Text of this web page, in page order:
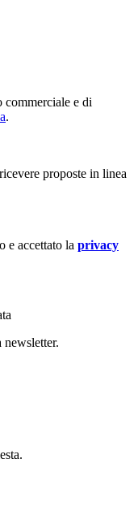
e di
.
proposte in linea
e accettato la privacy
newsletter.